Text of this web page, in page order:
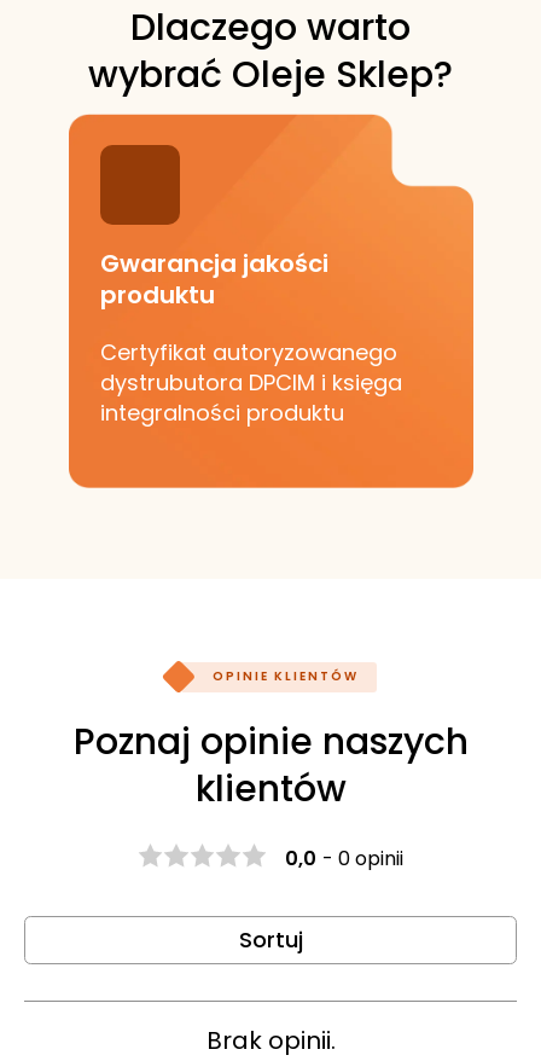
Dlaczego warto
wybrać Oleje Sklep?
Gwarancja jakości
produktu
Certyfikat autoryzowanego
dystrubutora DPCIM i księga
integralności produktu
OPINIE KLIENTÓW
Poznaj opinie naszych
klientów
0,0 -0 opinii
Sortuj
Brak opinii.